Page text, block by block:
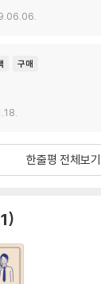
한 상황에서든 집중
있고, 저자의 경험
를 다녀야 한다]이
. 일의 주인이 된
구매
한줄평 전체보기
1